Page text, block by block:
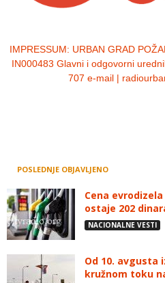
IMPRESSUM: URBAN GRAD
IN000483 Glavni i odgovorni
707 e-mail |
POSLEDNJE OBJAVLJENO
Cena
ostaje 202
NACIONALNE VESTI
Od 10. avgusta
kružnom toku